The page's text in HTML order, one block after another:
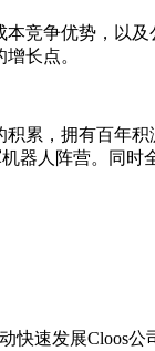
竞争优势，以
长点。
累，拥有百年
人阵营。同
速发展Cloos